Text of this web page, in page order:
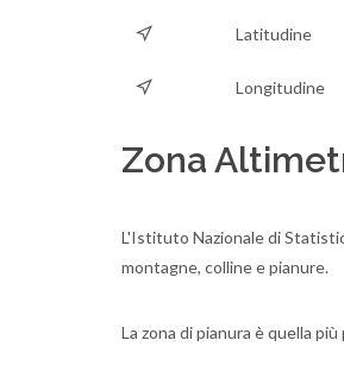
Latitudine
Longitudine
Zona
L'Istituto Nazionale di
montagne, colline e pianure.
La zona di pianura è quella